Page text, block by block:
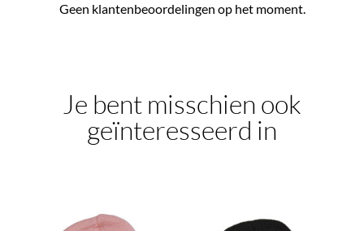
Geen klantenbeoordelingen op het moment.
Je bent misschien ook
geïnteresseerd in